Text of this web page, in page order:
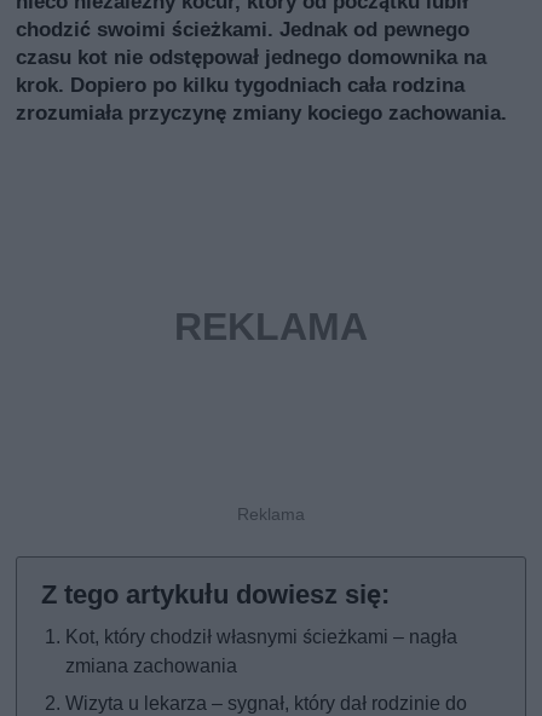
chodzić swoimi ścieżkami. Jednak od pewnego
czasu kot nie odstępował jednego domownika na
krok. Dopiero po kilku tygodniach cała rodzina
zrozumiała przyczynę zmiany kociego zachowania.
Kot, który chodził własnymi ścieżkami – nagła
zmiana zachowania
Wizyta u lekarza – sygnał, który dał rodzinie do